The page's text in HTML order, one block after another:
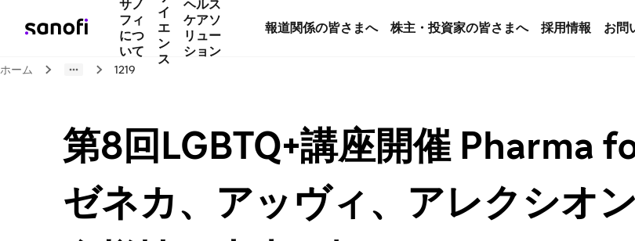
サノ
フィ
につ
いて
イ
エ
ン
ス
ヘルス
ケアソ
リュー
ション
報道関係の皆さまへ 株主・投資家の皆さまへ 採用情報 お問
ホーム 1219
第8回LGBTQ+講座開催 Pharma
ゼネカ、アッヴィ、アレクシオ